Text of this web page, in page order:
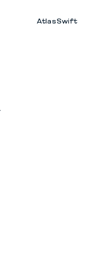
AtlasSwift